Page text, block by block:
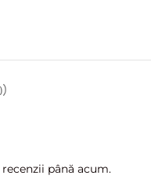
recenzii până acum.